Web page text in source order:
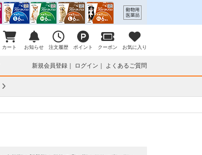
カート お知らせ 注文履歴 ポイント クーポン お気に入り
新規会員登録 ログイン よくあるご質問